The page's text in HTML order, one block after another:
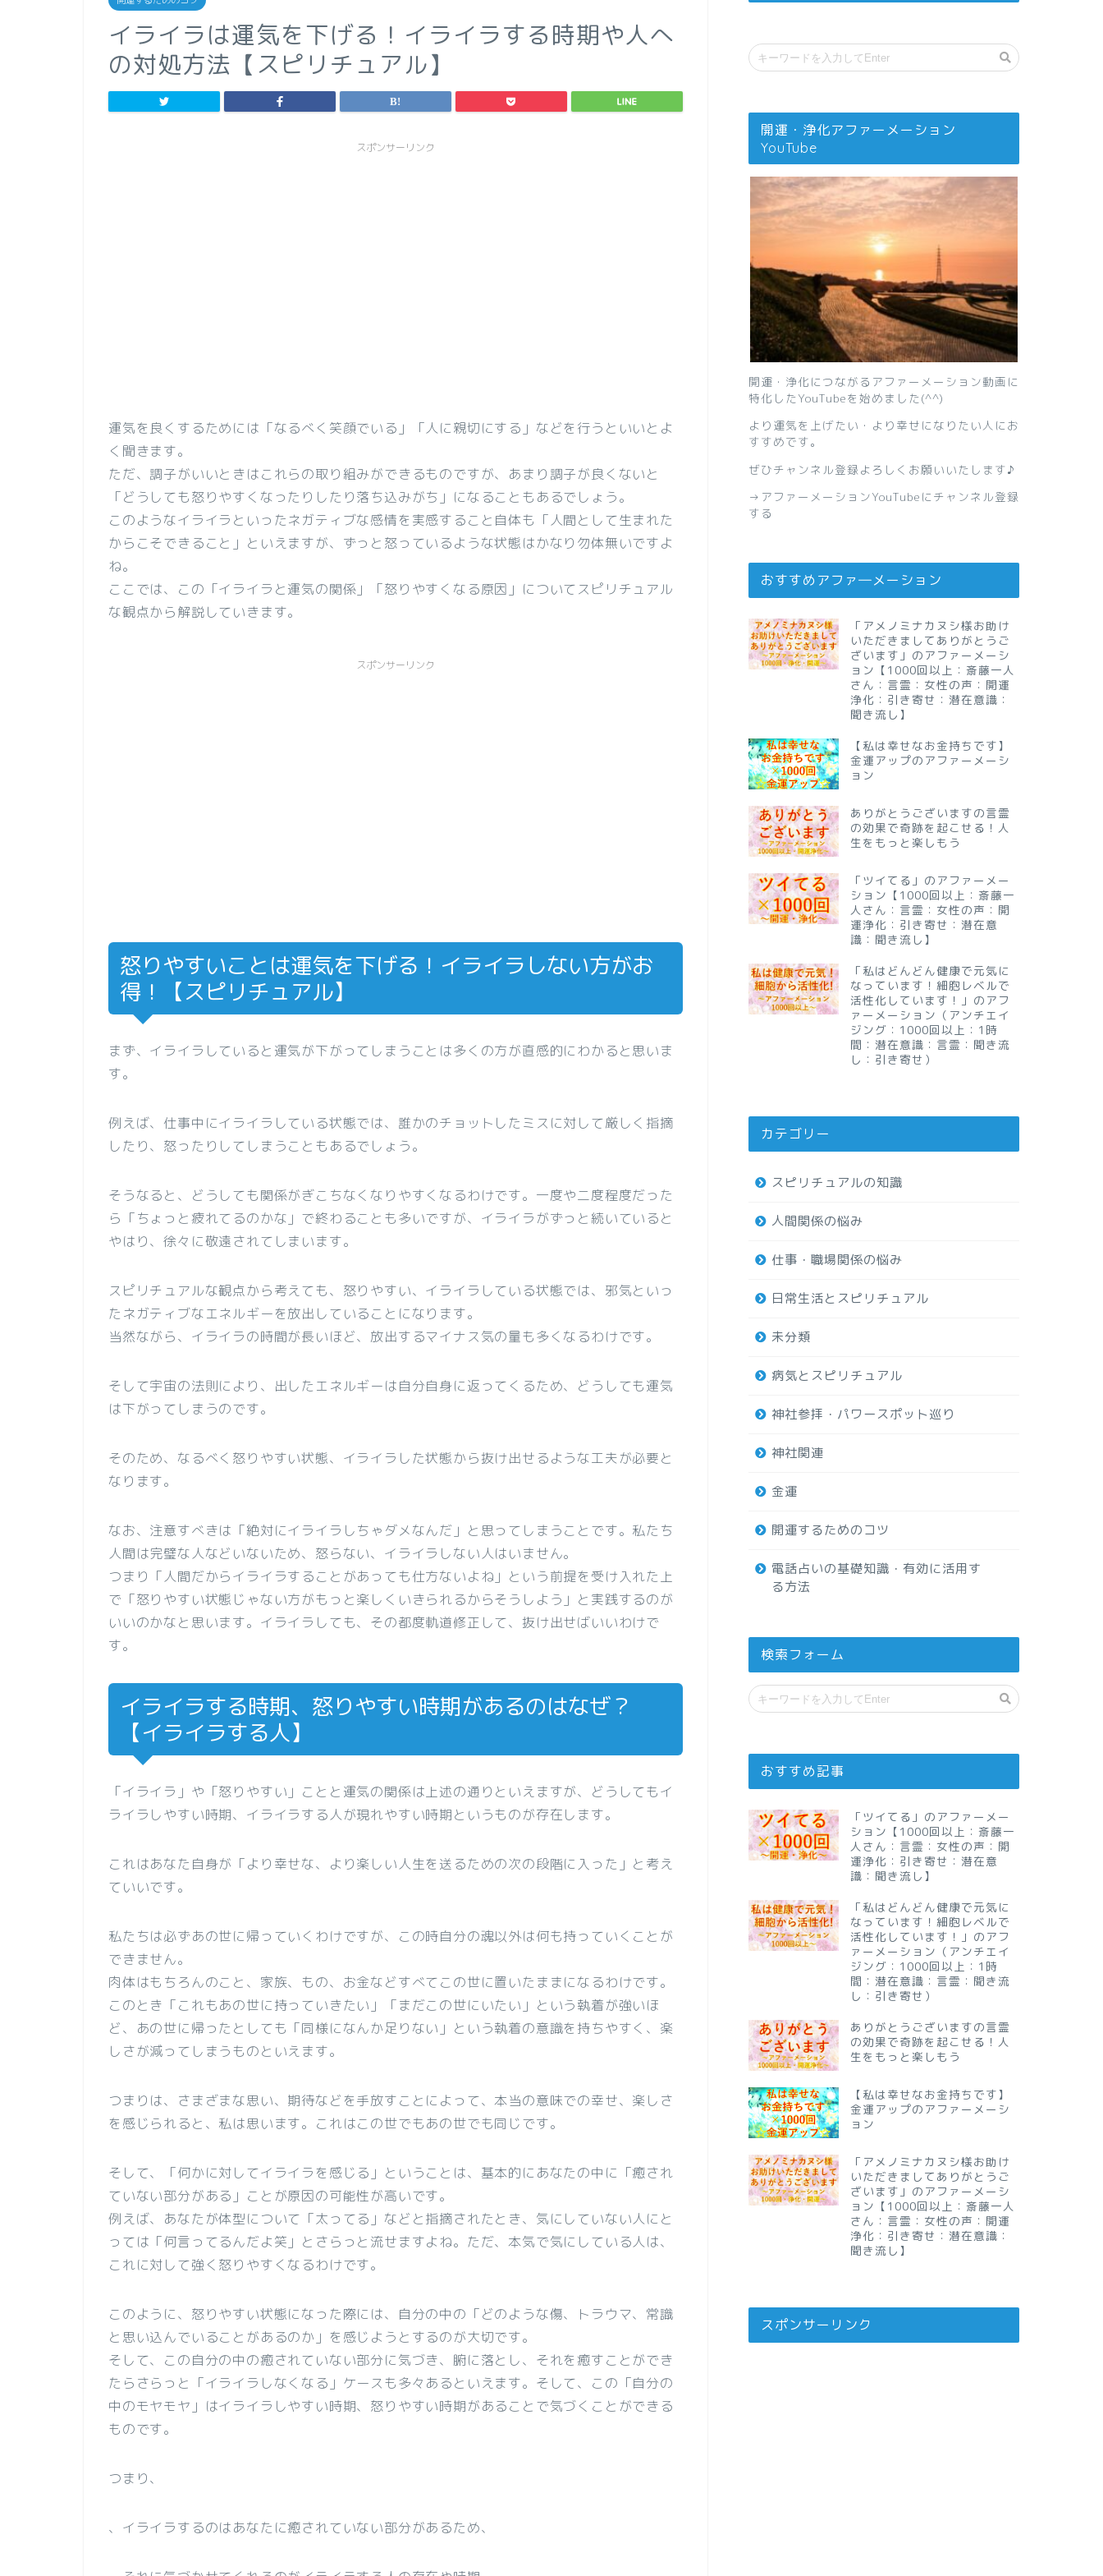
イライラは運気を下げる！イライラする時期や人へ
の対処方法【スピリチュアル】
スポンサーリンク
運気を良くするためには「なるべく笑顔でいる」「人に親切にする」などを行うといいとよ
く聞きます。
ただ、調子がいいときはこれらの取り組みができるものですが、あまり調子が良くないと
「どうしても怒りやすくなったりしたり落ち込みがち」になることもあるでしょう。
このようなイライラといったネガティブな感情を実感すること自体も「人間として生まれた
からこそできること」といえますが、ずっと怒っているような状態はかなり勿体無いですよ
ね。
ここでは、この「イライラと運気の関係」「怒りやすくなる原因」についてスピリチュアル
な観点から解説していきます。
スポンサーリンク
怒りやすいことは運気を下げる！イライラしない方がお
得！【スピリチュアル】
まず、イライラしていると運気が下がってしまうことは多くの方が直感的にわかると思いま
す。
例えば、仕事中にイライラしている状態では、誰かのチョットしたミスに対して厳しく指摘
したり、怒ったりしてしまうこともあるでしょう。
そうなると、どうしても関係がぎこちなくなりやすくなるわけです。一度や二度程度だった
ら「ちょっと疲れてるのかな」で終わることも多いですが、イライラがずっと続いていると
やはり、徐々に敬遠されてしまいます。
スピリチュアルな観点から考えても、怒りやすい、イライラしている状態では、邪気といっ
たネガティブなエネルギーを放出していることになります。
当然ながら、イライラの時間が長いほど、放出するマイナス気の量も多くなるわけです。
そして宇宙の法則により、出したエネルギーは自分自身に返ってくるため、どうしても運気
は下がってしまうのです。
そのため、なるべく怒りやすい状態、イライラした状態から抜け出せるような工夫が必要と
なります。
なお、注意すべきは「絶対にイライラしちゃダメなんだ」と思ってしまうことです。私たち
人間は完璧な人などいないため、怒らない、イライラしない人はいません。
つまり「人間だからイライラすることがあっても仕方ないよね」という前提を受け入れた上
で「怒りやすい状態じゃない方がもっと楽しくいきられるからそうしよう」と実践するのが
いいのかなと思います。イライラしても、その都度軌道修正して、抜け出せばいいわけで
す。
イライラする時期、怒りやすい時期があるのはなぜ？
【イライラする人】
「イライラ」や「怒りやすい」ことと運気の関係は上述の通りといえますが、どうしてもイ
ライラしやすい時期、イライラする人が現れやすい時期というものが存在します。
これはあなた自身が「より幸せな、より楽しい人生を送るための次の段階に入った」と考え
ていいです。
私たちは必ずあの世に帰っていくわけですが、この時自分の魂以外は何も持っていくことが
できません。
肉体はもちろんのこと、家族、もの、お金などすべてこの世に置いたままになるわけです。
このとき「これもあの世に持っていきたい」「まだこの世にいたい」という執着が強いほ
ど、あの世に帰ったとしても「同様になんか足りない」という執着の意識を持ちやすく、楽
しさが減ってしまうものといえます。
つまりは、さまざまな思い、期待などを手放すことによって、本当の意味での幸せ、楽しさ
を感じられると、私は思います。これはこの世でもあの世でも同じです。
そして、「何かに対してイライラを感じる」ということは、基本的にあなたの中に「癒され
ていない部分がある」ことが原因の可能性が高いです。
例えば、あなたが体型について「太ってる」などと指摘されたとき、気にしていない人にと
っては「何言ってるんだよ笑」とさらっと流せますよね。ただ、本気で気にしている人は、
これに対して強く怒りやすくなるわけです。
このように、怒りやすい状態になった際には、自分の中の「どのような傷、トラウマ、常識
と思い込んでいることがあるのか」を感じようとするのが大切です。
そして、この自分の中の癒されていない部分に気づき、腑に落とし、それを癒すことができ
たらさらっと「イライラしなくなる」ケースも多々あるといえます。そして、この「自分の
中のモヤモヤ」はイライラしやすい時期、怒りやすい時期があることで気づくことができる
ものです。
つまり、
、イライラするのはあなたに癒されていない部分があるため、
開運・浄化アファーメーション
YouTube
開運・浄化につながるアファーメーション動画に
特化したYouTubeを始めました(^^)
より運気を上げたい・より幸せになりたい人にお
すすめです。
ぜひチャンネル登録よろしくお願いいたします♪
→ アファーメーションYouTubeにチャンネル登録
する
おすすめアファ―メーション
「アメノミナカヌシ様お助け
いただきましてありがとうご
ざいます」のアファーメーシ
ョン【1000回以上：斎藤一人
さん：言霊：女性の声：開運
浄化：引き寄せ：潜在意識：
聞き流し】
【私は幸せなお金持ちです】
金運アップのアファーメーシ
ョン
ありがとうございますの言霊
の効果で奇跡を起こせる！人
生をもっと楽しもう
「ツイてる」のアファーメー
ション【1000回以上：斎藤一
人さん：言霊：女性の声：開
運浄化：引き寄せ：潜在意
識：聞き流し】
「私はどんどん健康で元気に
なっています！細胞レベルで
活性化しています！」のアフ
ァーメーション（アンチエイ
ジング：1000回以上：1時
間：潜在意識：言霊：聞き流
し：引き寄せ）
カテゴリー
スピリチュアルの知識
人間関係の悩み
仕事・職場関係の悩み
日常生活とスピリチュアル
未分類
病気とスピリチュアル
神社参拝・パワースポット巡り
神社関連
金運
開運するためのコツ
電話占いの基礎知識・有効に活用す
る方法
検索フォーム
おすすめ記事
「ツイてる」のアファーメー
ション【1000回以上：斎藤一
人さん：言霊：女性の声：開
運浄化：引き寄せ：潜在意
識：聞き流し】
「私はどんどん健康で元気に
なっています！細胞レベルで
活性化しています！」のアフ
ァーメーション（アンチエイ
ジング：1000回以上：1時
間：潜在意識：言霊：聞き流
し：引き寄せ）
ありがとうございますの言霊
の効果で奇跡を起こせる！人
生をもっと楽しもう
【私は幸せなお金持ちです】
金運アップのアファーメーシ
ョン
「アメノミナカヌシ様お助け
いただきましてありがとうご
ざいます」のアファーメーシ
ョン【1000回以上：斎藤一人
さん：言霊：女性の声：開運
浄化：引き寄せ：潜在意識：
聞き流し】
スポンサーリンク